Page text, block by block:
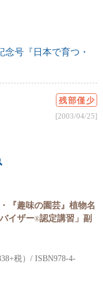
念号『日本で育つ・
『趣味の園芸』植物名
イザー®認定講習」副
税）/ ISBN978-4-
残部僅少
[2003/04/25]